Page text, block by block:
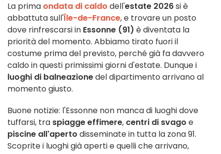
La prima ondata di caldo dell'estate 2026si è
abbattuta sull'Île-de-France, e trovare un posto
dove rinfrescarsi in Essonne (91) è diventata la
priorità del momento. Abbiamo tirato fuori il
costume prima del previsto, perché già fa davvero
caldo in questi primissimi giorni d'estate. Dunque i
luoghi di balneazionedel dipartimento arrivano al
momento giusto.
Buone notizie: l'Essonne non manca di luoghi dove
tuffarsi, tra spiagge effimere, centri di svago e
piscine all'aperto disseminate in tutta la zona 91.
Scoprite i luoghi già aperti e quelli che arrivano,